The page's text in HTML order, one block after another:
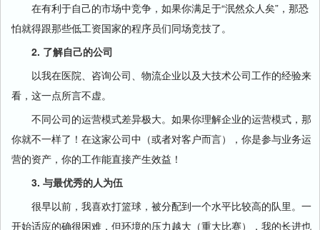
在有利于自己的市场中竞争，如果你满足于“泯然众人矣”，那恐
怕就得跟那些低工资国家的程序员们同场竞技了。
2. 了解自己的公司
以我在医院、咨询公司、物流企业以及大技术公司工作的经验来
看，这一点所言不虚。
不同公司的运营模式差异极大。如果你理解企业的运营模式，那
你就不一样了！在这家公司中（或者对客户而言），你是参与业务运
营的资产，你的工作能直接产生效益！
3. 与最优秀的人为伍
很早以前，我喜欢打篮球，被分配到一个水平比较高的队里。一
开始适应的确很困难，但环境的压力越大（重大比赛），我的长进也